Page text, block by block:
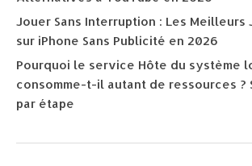
Jouer Sans Interruption : Les Meilleurs
sur iPhone Sans Publicité en 2026
Pourquoi le service Hôte du système
consomme-t-il autant de ressources ?
par étape